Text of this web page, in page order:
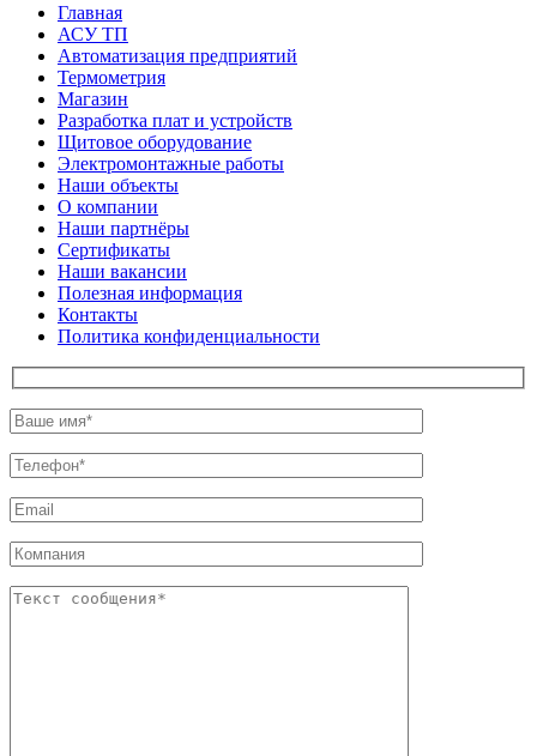
Главная
АСУ ТП
Автоматизация предприятий
Термометрия
Магазин
Разработка плат и устройств
Щитовое оборудование
Электромонтажные работы
Наши объекты
О компании
Наши партнёры
Сертификаты
Наши вакансии
Полезная информация
Контакты
Политика конфиденциальности